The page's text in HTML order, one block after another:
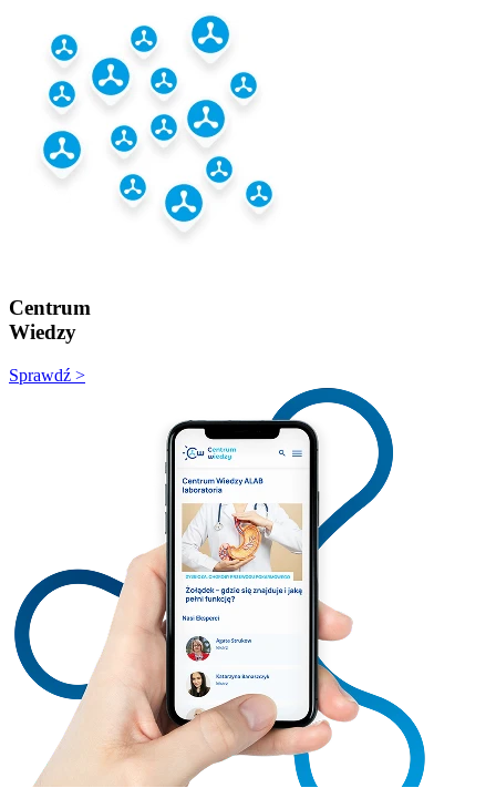
Centrum
Wiedzy
Sprawdź >